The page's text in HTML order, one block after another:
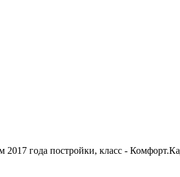
года постройки, класс -